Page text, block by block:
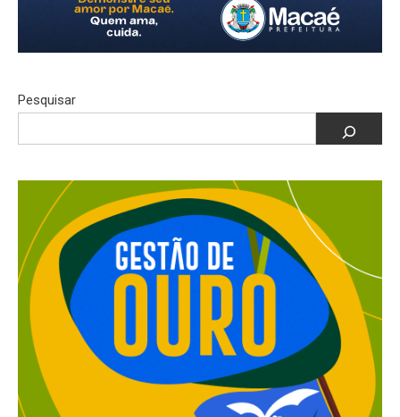
Pesquisar